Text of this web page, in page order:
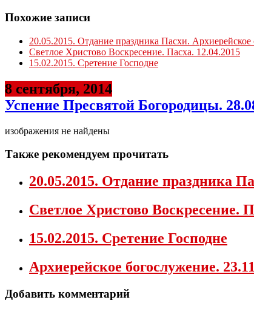
Похожие записи
20.05.2015. Отдание праздника Пасхи.
Светлое Христово Воскресение. Пасха. 12.04.2015
15.02.2015. Сретение Господне
8 сентября, 2014
Успение Пресвятой Богородицы.
изображения не найдены
Также рекомендуем прочитать
20.05.2015. Отдание праздника
Светлое Христово Воскресение.
15.02.2015. Сретение Господне
Архиерейское богослужение.
Добавить комментарий